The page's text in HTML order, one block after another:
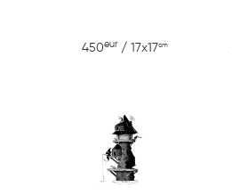
450eur / 17x17cm